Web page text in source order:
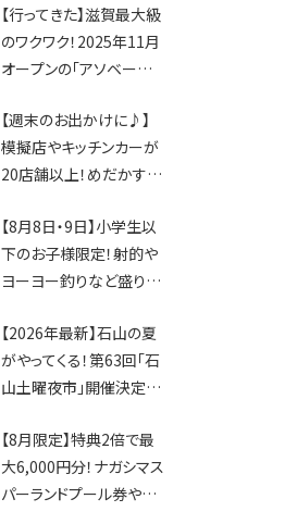
ってくる！豊郷店に続く滋
賀2店舗目★
【行ってきた】滋賀最大級
のワクワク！2025年11月
オープンの「アソベース
レーンゲームで青果や日
用品までゲットできる新
スポット！
【週末のお出かけに♪】
模擬店やキッチンカーが
20店舗以上！めだかすく
ソングライターによるライ
ブなど。【和邇ふれあい夏
祭り】
【8月8日・9日】小学生以
下のお子様限定！射的や
ヨーヨー釣りなど盛りだ
ちびっこ縁日開催♪【モリ
ーブ】
【2026年最新】石山の夏
がやってくる！第63回「石
山土曜夜市」開催決定！
ージが勢揃い【7月18日・
25日・8月1日】大津市
【8月限定】特典2倍で最
大6,000円分！ナガシマス
パーランドプール券や人